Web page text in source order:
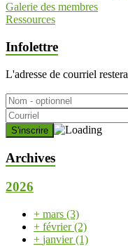
Galerie des membres
Ressources
Infolettre
L'adresse de courriel
Archives
2026
+ mars (3)
+ février(2)
+ janvier(1)